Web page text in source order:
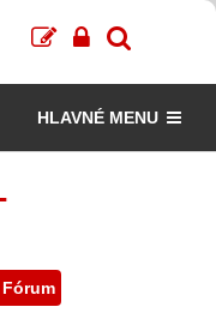
HLAVNÉ MENU
Fórum